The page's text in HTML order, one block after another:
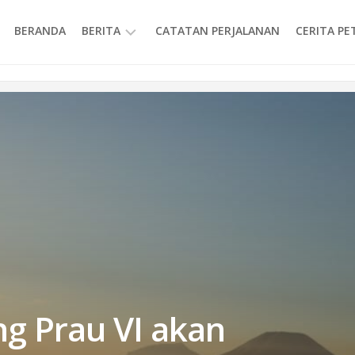
BERANDA BERITA CATATAN PERJALANAN CERITA
Prau VI akan